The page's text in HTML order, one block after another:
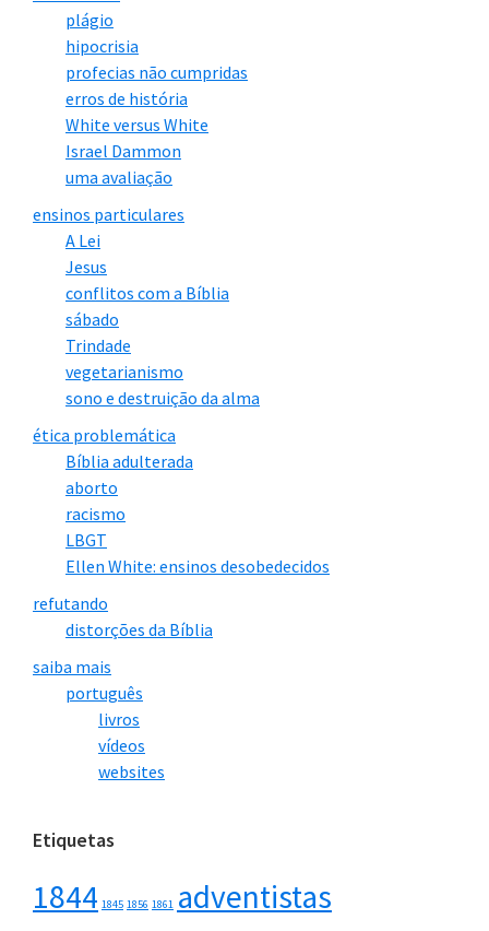
Vídeo“Ex-adventista conta como foi sair da
religião, da lei, e estar na graça”
A irmã Lilian Borges relata sua saída do adventismo
depois de 37 anos nesse sistema religioso. Mas
próximos, continuam na IASD.
Mais três testemunhos
Vídeo
“Jovem é excluído da Igreja Adventista
— Pr. Martinez conta a história”
O vídeo acima apresenta o testemunho de mais
plágio
hipocrisia
profecias não cumpridas
erros de história
White versus White
Israel Dammon
uma avaliação
ensinos particulares
A Lei
Jesus
conflitos com a Bíblia
sábado
Trindade
vegetarianismo
sono e destruição da alma
ética problemática
Bíblia adulterada
aborto
racismo
LBGT
Ellen White: ensinos desobedecidos
refutando
distorções da Bíblia
saiba mais
português
livros
vídeos
websites
Etiquetas
1844 1845 1856 1861 adventistas